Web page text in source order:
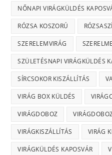
NŐNAPI VIRÁGKÜLDÉS
RÓZSA KOSZORÚ
SZERELEMVIRÁG
SZÜLETÉSNAPI VIRÁGKÜLDÉS
SÍRCSOKOR KISZÁLLÍTÁS
VIRÁG BOX KÜLDÉS
VIRÁGDOBOZ
VIRÁGKISZÁLLÍTÁS VIRÁG
VIRÁGKÜLDÉS KAPOSVÁR